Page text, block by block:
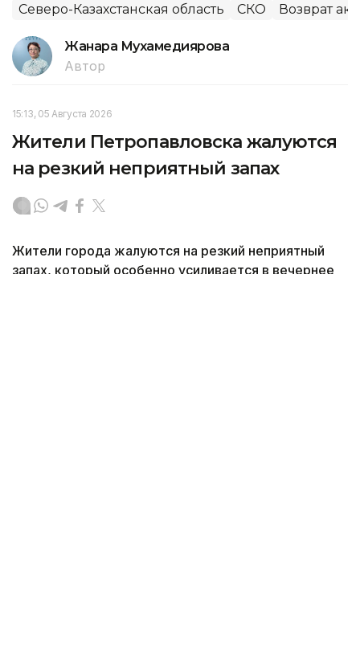
Северо-Казахстанская область СКО Возврат
Жанара Мухамедиярова
Автор
15:13, 05 Августа 2026
Жители Петропавловска жалуются
на резкий неприятный запах
Жители города жалуются на резкий неприятный
запах, который особенно усиливается в вечернее